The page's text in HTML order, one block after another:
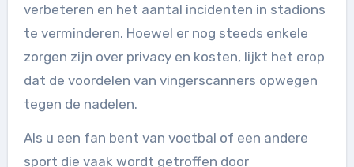
verbeteren en het aantal incidenten in stadions
te verminderen. Hoewel er nog steeds enkele
zorgen zijn over privacy en kosten, lijkt het erop
dat de voordelen van vingerscanners opwegen
tegen de nadelen.
Als u een fan bent van voetbal of een andere
sport die vaak wordt getroffen door